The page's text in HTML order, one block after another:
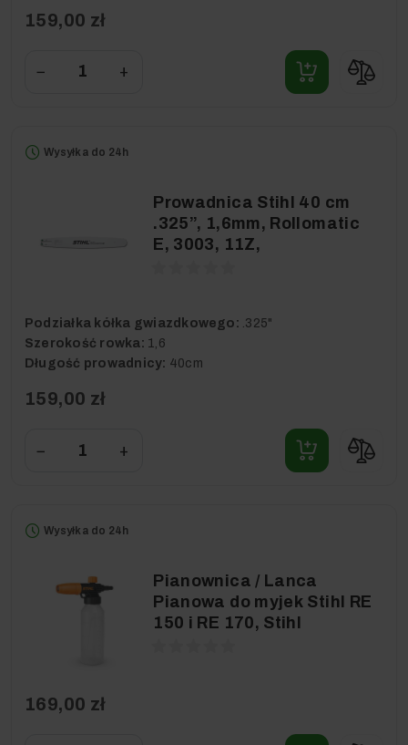
159,00 zł
− +
Wysyłka do 24h
Prowadnica Stihl 40 cm
.325”, 1,6mm, Rollomatic
E, 3003, 11Z,
Podziałka kółka gwiazdkowego: .325"
Szerokość rowka: 1,6
Długość prowadnicy: 40cm
159,00 zł
− +
Wysyłka do 24h
Pianownica / Lanca
Pianowa do myjek Stihl RE
150 i RE 170, Stihl
169,00 zł